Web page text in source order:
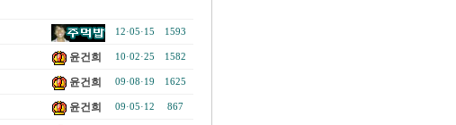
12·05·15 1593
윤건희 10·02·25 1582
윤건희 09·08·19 1625
윤건희 09·05·12 867